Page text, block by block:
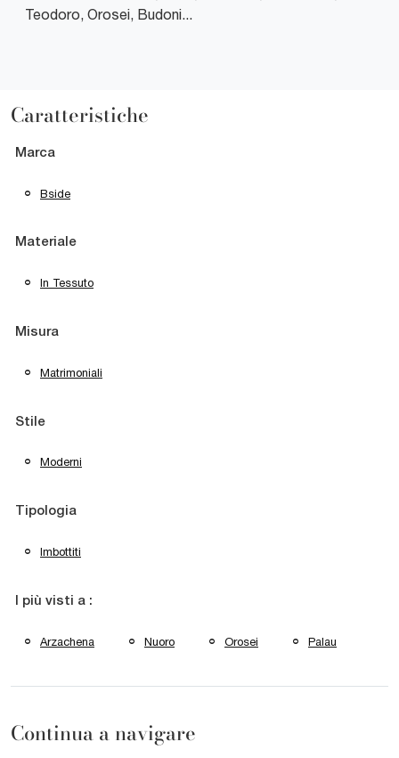
Teodoro, Orosei, Budoni...
Caratteristiche
Marca
Bside
Materiale
In Tessuto
Misura
Matrimoniali
Stile
Moderni
Tipologia
Imbottiti
I più visti a :
Arzachena Nuoro Orosei Palau
Continua a navigare